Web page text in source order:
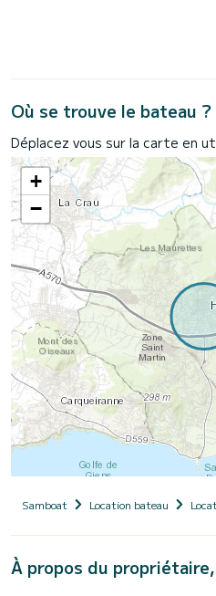
Où se trouve le bateau ?
Déplacez vous sur la carte en
+
−
Samboat Location bateau
À propos du